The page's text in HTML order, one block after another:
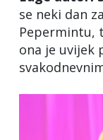
se neki dan
Pepermintu,
ona je uvijek